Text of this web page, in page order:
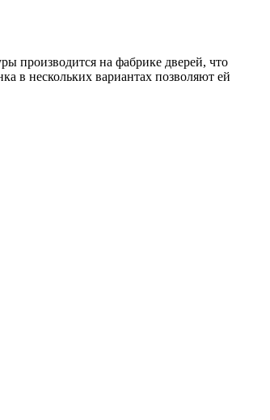
производится на фабрике дверей, что
в нескольких вариантах позволяют ей